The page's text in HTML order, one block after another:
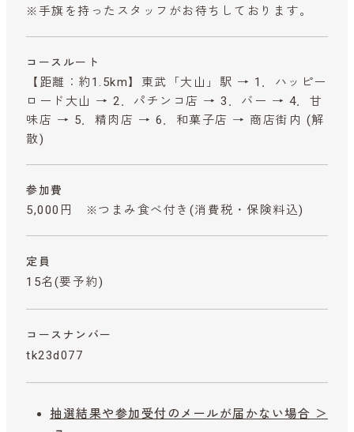
※手旗を持ったスタッフがお待ちしております。
コースルート
【距離：約1.5km】東武「大山」駅 → 1．ハッピー
ロード大山 → 2．パチンコ店 → 3．バー → 4．甘
味店 → 5．精肉店 → 6．和菓子店 → 商店街内 (解
散)
参加費
5,000円 ※つまみ食べ付き (消費税・保険料込)
定員
15名(要予約)
コースナンバー
tk23d077
抽選結果や参加受付のメールが届かない場合 ＞